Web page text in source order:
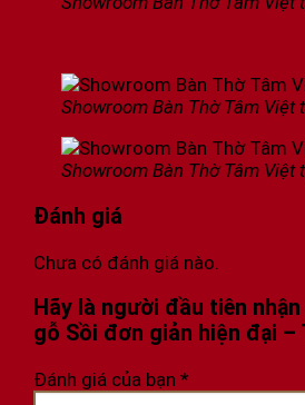
Showroom Bàn Thờ Tâm Việt
Showroom Bàn Thờ Tâm Việt
Đánh giá
Chưa có đánh giá nào.
Hãy là người đầu tiên
gỗ Sồi đơn giản hiện đại –
Đánh giá của bạn *